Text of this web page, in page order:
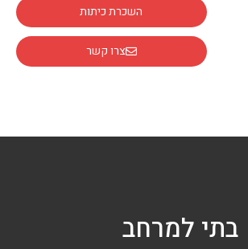
השכרת כיתות
צרו קשר
בתי למרחב